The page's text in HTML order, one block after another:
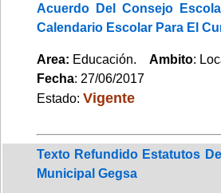
Acuerdo Del Consejo
Calendario Escolar Para El
Area: Educación. Ambito:
Fecha: 27/06/2017
Estado: Vigente
Texto Refundido Estatutos
Municipal Gegsa